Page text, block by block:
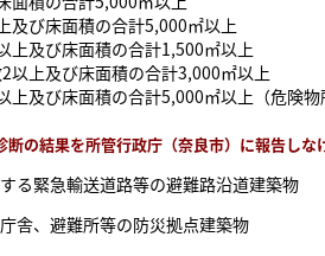
及び床面積の合計5,000㎡以上
上及び床面積の合計1,500㎡以上
以上及び床面積の合計3,000㎡以上
上及び床面積の合計5,000㎡以上（危険
の結果を所管行政庁（奈良市）に報告しな
る緊急輸送道路等の避難路沿道建築物
舎、避難所等の防災拠点建築物